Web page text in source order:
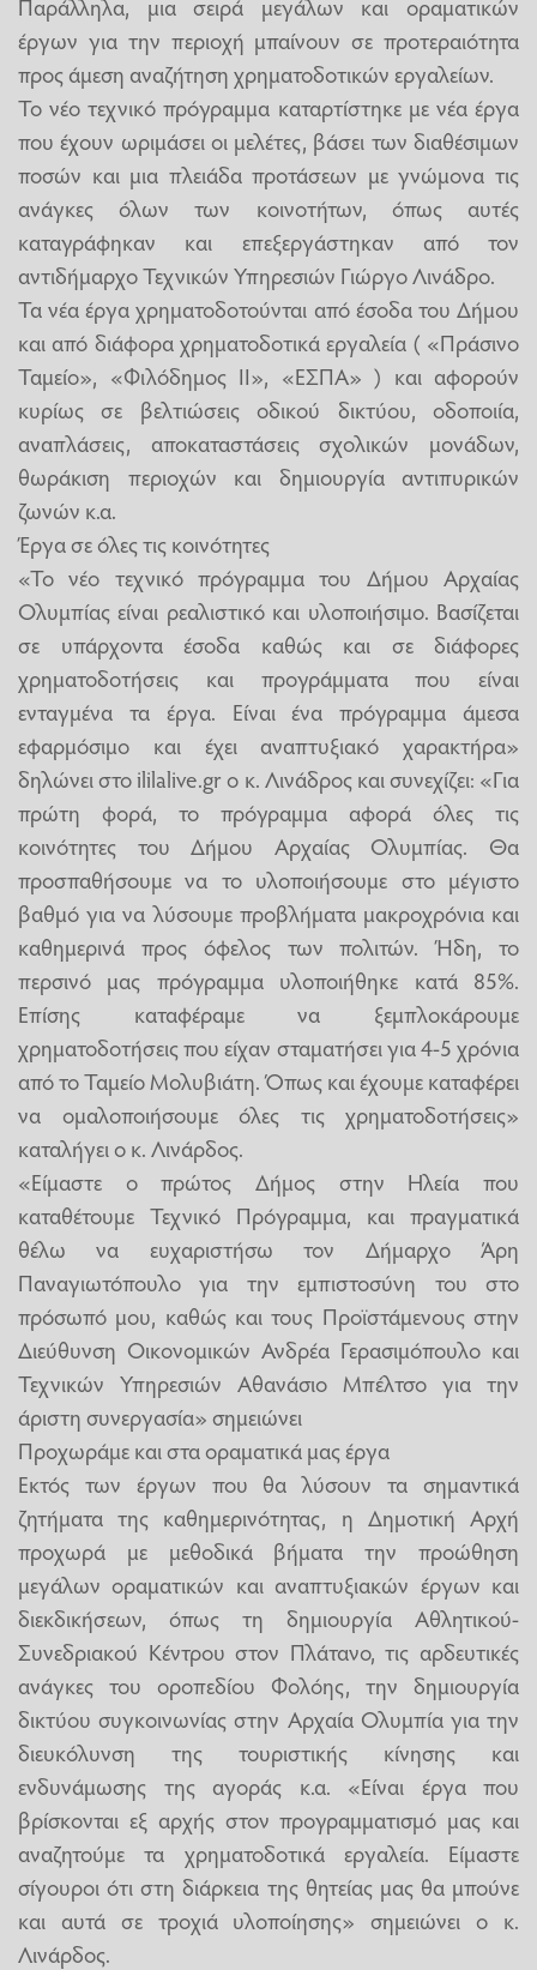
έργων για την περιοχή μπαίνουν σε προτεραιότητα
προς άμεση αναζήτηση χρηματοδοτικών εργαλείων.
Το νέο τεχνικό πρόγραμμα καταρτίστηκε με νέα έργα
που έχουν ωριμάσει οι μελέτες, βάσει των διαθέσιμων
ποσών και μια πλειάδα προτάσεων με γνώμονα τις
ανάγκες όλων των κοινοτήτων, όπως αυτές
καταγράφηκαν και επεξεργάστηκαν από τον
αντιδήμαρχο Τεχνικών Υπηρεσιών Γιώργο Λινάδρο.
Τα νέα έργα χρηματοδοτούνται από έσοδα του Δήμου
και από διάφορα χρηματοδοτικά εργαλεία ( «Πράσινο
Ταμείο», «Φιλόδημος ΙΙ», «ΕΣΠΑ» ) και αφορούν
κυρίως σε βελτιώσεις οδικού δικτύου, οδοποιία,
αναπλάσεις, αποκαταστάσεις σχολικών μονάδων,
θωράκιση περιοχών και δημιουργία αντιπυρικών
ζωνών κ.α.
Έργα σε όλες τις κοινότητες
«Το νέο τεχνικό πρόγραμμα του Δήμου Αρχαίας
Ολυμπίας είναι ρεαλιστικό και υλοποιήσιμο. Βασίζεται
σε υπάρχοντα έσοδα καθώς και σε διάφορες
χρηματοδοτήσεις και προγράμματα που είναι
ενταγμένα τα έργα. Είναι ένα πρόγραμμα άμεσα
εφαρμόσιμο και έχει αναπτυξιακό χαρακτήρα»
δηλώνει στο ililalive.gr ο κ. Λινάδρος και συνεχίζει: «Για
πρώτη φορά, το πρόγραμμα αφορά όλες τις
κοινότητες του Δήμου Αρχαίας Ολυμπίας. Θα
προσπαθήσουμε να το υλοποιήσουμε στο μέγιστο
βαθμό για να λύσουμε προβλήματα μακροχρόνια και
καθημερινά προς όφελος των πολιτών. Ήδη, το
περσινό μας πρόγραμμα υλοποιήθηκε κατά 85%.
Επίσης καταφέραμε να ξεμπλοκάρουμε
χρηματοδοτήσεις που είχαν σταματήσει για 4-5 χρόνια
από το Ταμείο Μολυβιάτη. Όπως και έχουμε καταφέρει
να ομαλοποιήσουμε όλες τις χρηματοδοτήσεις»
καταλήγει ο κ. Λινάρδος.
«Είμαστε ο πρώτος Δήμος στην Ηλεία που
καταθέτουμε Τεχνικό Πρόγραμμα, και πραγματικά
θέλω να ευχαριστήσω τον Δήμαρχο Άρη
Παναγιωτόπουλο για την εμπιστοσύνη του στο
πρόσωπό μου, καθώς και τους Προϊστάμενους στην
Διεύθυνση Οικονομικών Ανδρέα Γερασιμόπουλο και
Τεχνικών Υπηρεσιών Αθανάσιο Μπέλτσο για την
άριστη συνεργασία» σημειώνει
Προχωράμε και στα οραματικά μας έργα
Εκτός των έργων που θα λύσουν τα σημαντικά
ζητήματα της καθημερινότητας, η Δημοτική Αρχή
προχωρά με μεθοδικά βήματα την προώθηση
μεγάλων οραματικών και αναπτυξιακών έργων και
διεκδικήσεων, όπως τη δημιουργία Αθλητικού-
Συνεδριακού Κέντρου στον Πλάτανο, τις αρδευτικές
ανάγκες του οροπεδίου Φολόης, την δημιουργία
δικτύου συγκοινωνίας στην Αρχαία Ολυμπία για την
διευκόλυνση της τουριστικής κίνησης και
ενδυνάμωσης της αγοράς κ.α. «Είναι έργα που
βρίσκονται εξ αρχής στον προγραμματισμό μας και
αναζητούμε τα χρηματοδοτικά εργαλεία. Είμαστε
σίγουροι ότι στη διάρκεια της θητείας μας θα μπούνε
και αυτά σε τροχιά υλοποίησης» σημειώνει ο κ.
Λινάρδος.